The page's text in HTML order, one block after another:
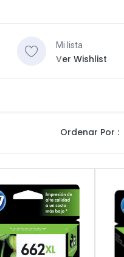
Mi lista
Ver Wishlist
Ordenar Por :